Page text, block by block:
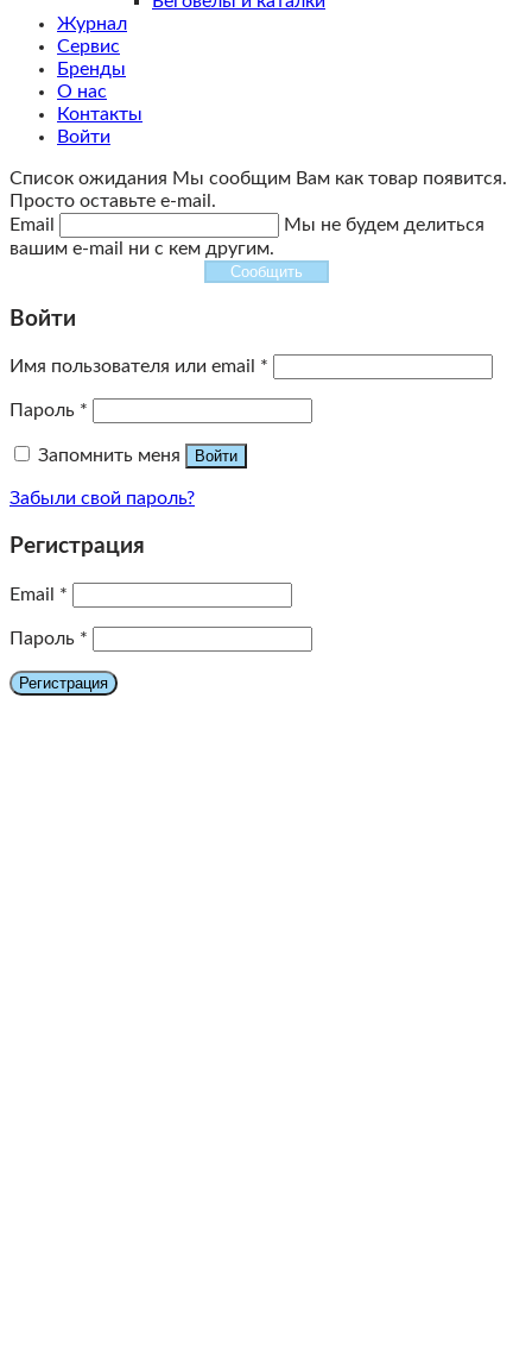
Журнал
Сервис
Бренды
О нас
Контакты
Войти
Список ожидания Мы сообщим Вам как товар появится.
Просто оставьте e-mail.
Email
Мы не будем делиться
вашим e-mail ни с кем другим.
Сообщить
Войти
Имя пользователя или email *
Пароль *
Запомнить меня Войти
Забыли свой пароль?
Регистрация
Email *
Пароль *
Регистрация